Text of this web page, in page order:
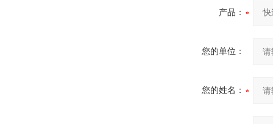
产品：
您的单位：
您的姓名：